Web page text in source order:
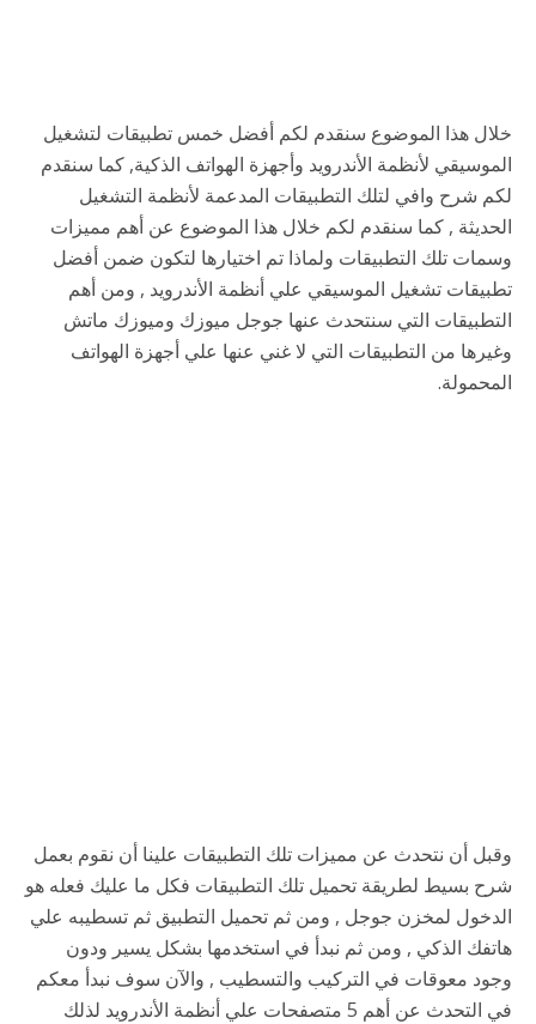
خلال هذا الموضوع سنقدم لكم أفضل خمس تطبيقات لتشغيل
الموسيقي لأنظمة الأندرويد وأجهزة الهواتف الذكية, كما سنقدم
لكم شرح وافي لتلك التطبيقات المدعمة لأنظمة التشغيل
الحديثة , كما سنقدم لكم خلال هذا الموضوع عن أهم مميزات
وسمات تلك التطبيقات ولماذا تم اختيارها لتكون ضمن أفضل
تطبيقات تشغيل الموسيقي علي أنظمة الأندرويد , ومن أهم
التطبيقات التي سنتحدث عنها جوجل ميوزك وميوزك ماتش
وغيرها من التطبيقات التي لا غني عنها علي أجهزة الهواتف
المحمولة.
وقبل أن نتحدث عن مميزات تلك التطبيقات علينا أن نقوم بعمل
شرح بسيط لطريقة تحميل تلك التطبيقات فكل ما عليك فعله هو
الدخول لمخزن جوجل , ومن ثم تحميل التطبيق ثم تسطيبه علي
هاتفك الذكي , ومن ثم نبدأ في استخدمها بشكل يسير ودون
وجود معوقات في التركيب والتسطيب , والآن سوف نبدأ معكم
في التحدث عن أهم 5 متصفحات علي أنظمة الأندرويد لذلك